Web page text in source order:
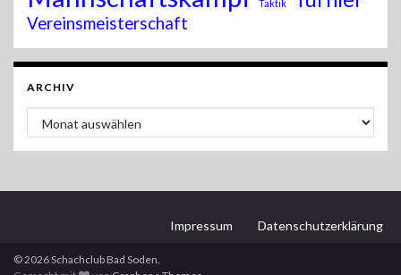
Taktik
Vereinsmeisterschaft
ARCHIV
Archiv
Impressum Datenschutzerklärung
© 2026 Schachclub Bad Soden.